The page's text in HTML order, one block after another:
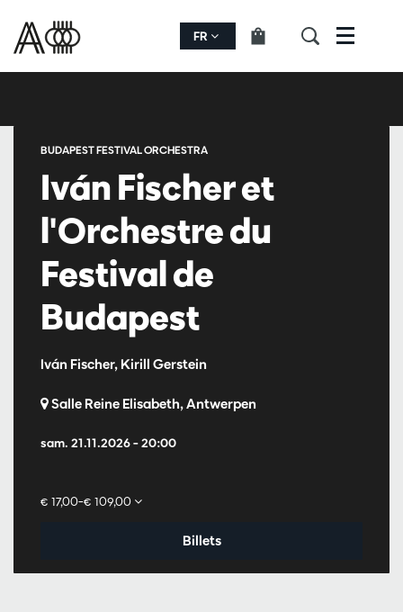
FR Menu
Iván Fischer et
l'Orchestre du
Festival de
Budapest
Iván Fischer, Kirill Gerstein
BUDAPEST FESTIVAL ORCHESTRA
sam. 21.11.2026– 20:00
Salle Reine Elisabeth, Antwerpen
€ 17,00–€ 109,00
Billets